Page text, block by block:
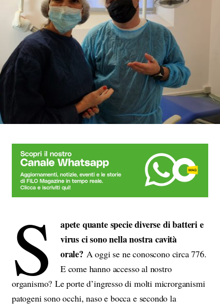
S
apete quante specie diverse di batteri e
virus ci sono nella nostra cavità
orale? A oggi se ne conoscono circa 776.
E come hanno accesso al nostro
organismo? Le porte d’ingresso di molti microrganismi
patogeni sono occhi, naso e bocca e secondo la